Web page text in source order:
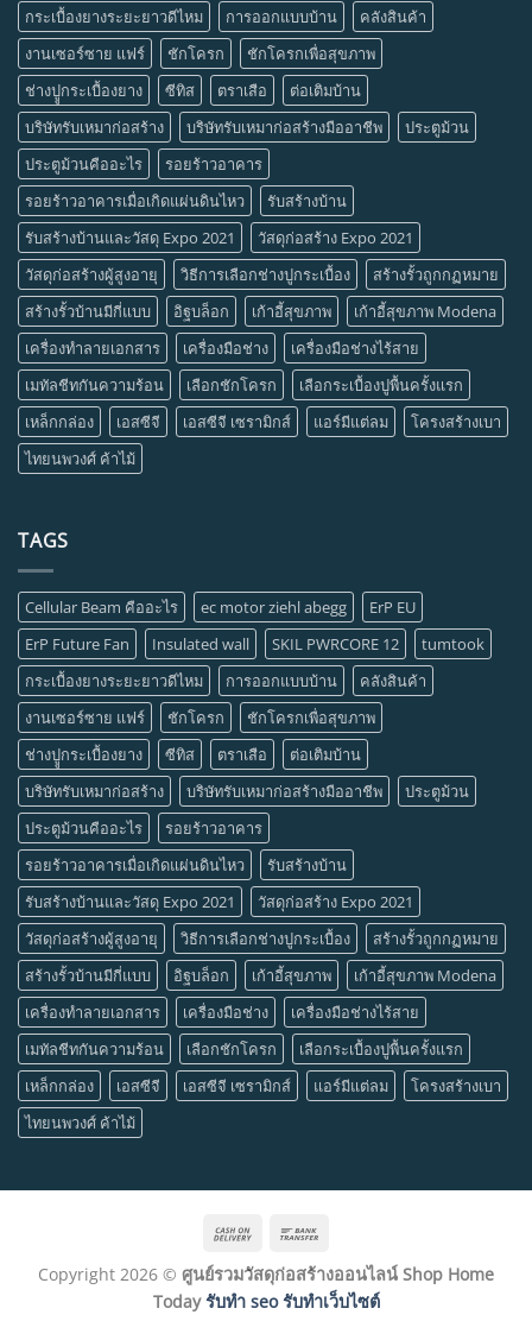
กระเบื้องยางระยะยาวดีไหม
การออกแบบบ้าน
คลังสินค้า
งานเซอร์ซาย แฟร์
ชักโครก
ชักโครกเพื่อสุขภาพ
ช่างปููกระเบื้องยาง
ซีทิส ตราเสือ
ต่อเติมบ้าน
บริษัทรับเหมาก่อสร้าง
บริษัทรับเหมาก่อสร้างมืออาชีพ
ประตูม้วน
ประตูม้วนคืออะไร
รอยร้าวอาคาร
รอยร้าวอาคารเมื่อเกิดแผ่นดินไหว
รับสร้างบ้าน
รับสร้างบ้านและวัสดุ Expo 2021
วัสดุก่อสร้าง Expo 2021
วัสดุก่อสร้างผู้สูงอายุ
วิธีการเลือกช่างปูกระเบื้อง
สร้างรั้วถูกกฏหมาย
สร้างรั้วบ้านมีกี่แบบ
อิฐบล็อก เก้าอี้สุขภาพ
เก้าอี้สุขภาพ Modena
เครื่องทำลายเอกสาร
เครื่องมือช่าง
เครื่องมือช่างไร้สาย
เมทัลชีทกันความร้อน
เลือกชักโครก
เลือกระเบื้องปูพื้นครั้งแรก
เหล็กกล่อง
เอสซีจี เอสซีจี เซรามิกส์ แอร์มีแต่ลม
โครงสร้างเบา
ไทยนพวงศ์ ค้าไม้
TAGS
Cellular Beam คืออะไร ec motor ziehl abegg
ErP EU
ErP Future Fan
Insulated wall SKIL PWRCORE 12
tumtook
กระเบื้องยางระยะยาวดีไหม
การออกแบบบ้าน
คลังสินค้า
งานเซอร์ซาย แฟร์
ชักโครก
ชักโครกเพื่อสุขภาพ
ช่างปููกระเบื้องยาง
ซีทิส ตราเสือ
ต่อเติมบ้าน
บริษัทรับเหมาก่อสร้าง
บริษัทรับเหมาก่อสร้างมืออาชีพ
ประตูม้วน
ประตูม้วนคืออะไร
รอยร้าวอาคาร
รอยร้าวอาคารเมื่อเกิดแผ่นดินไหว
รับสร้างบ้าน
รับสร้างบ้านและวัสดุ Expo 2021
วัสดุก่อสร้าง Expo 2021
วัสดุก่อสร้างผู้สูงอายุ
วิธีการเลือกช่างปูกระเบื้อง
สร้างรั้วถูกกฏหมาย
สร้างรั้วบ้านมีกี่แบบ
อิฐบล็อก เก้าอี้สุขภาพ
เก้าอี้สุขภาพ Modena
เครื่องทำลายเอกสาร
เครื่องมือช่าง
เครื่องมือช่างไร้สาย
เมทัลชีทกันความร้อน
เลือกชักโครก
เลือกระเบื้องปูพื้นครั้งแรก
เหล็กกล่อง
เอสซีจี เอสซีจี เซรามิกส์ แอร์มีแต่ลม
โครงสร้างเบา
ไทยนพวงศ์ ค้าไม้
Cash
Delivery
Copyright 2026 © ศูนย์รวมวัสดุก่อสร้างออนไลน์ Shop Home
Todayรับทำ seo รับทำเว็บไซต์